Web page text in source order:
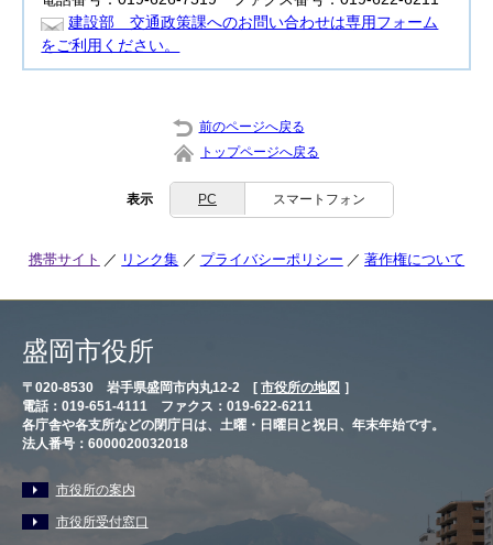
建設部 交通政策課へのお問い合わせは専用フォーム
をご利用ください。
前のページへ戻る
トップページへ戻る
表示 PC スマートフォン
携帯サイト リンク集 プライバシーポリシー 著作権について
盛岡市役所
〒020-8530 岩手県盛岡市内丸12-2 [ 市役所の地図 ］
電話：019-651-4111 ファクス：019-622-6211
各庁舎や各支所などの閉庁日は、土曜・日曜日と祝日、年末年始です。
法人番号：6000020032018
市役所の案内
市役所受付窓口